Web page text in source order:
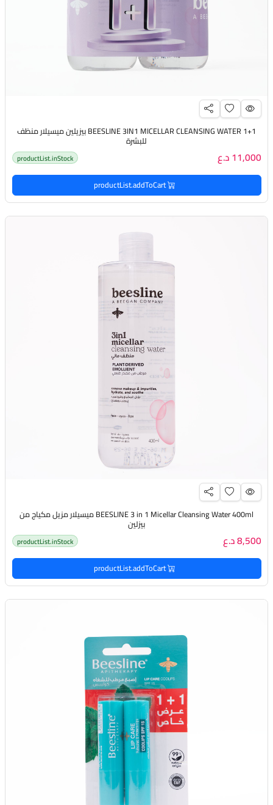
BEESLINE 3IN1 MICELLAR CLEANSING WATER 1+1 بيزيلين ميسيلار منظف
للبشرة
11,000 د.ع productList.inStock
productList.addToCart
BEESLINE 3 in 1 Micellar Cleansing Water 400ml ميسيلار مزيل مكياج من
بيزلين
8,500 د.ع productList.inStock
productList.addToCart